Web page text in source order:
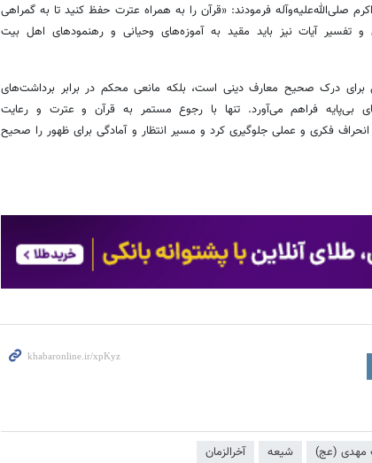
صلی‌الله‌علیه‌وآله فرمودند: «قرآن را به همراه عترت حفظ کنید تا به گمراهی
و تفسیر آیات نیز باید مقید به آموزه‌های وحیانی و رهنمودهای اهل بیت
برای درک صحیح معارف دینی است، بلکه مانعی محکم در برابر برداشت‌های
بی‌پایه فراهم می‌آورد. تنها با رجوع مستمر به قرآن و عترت و رعایت
فکری و عملی جلوگیری کرد و مسیر انتظار و آمادگی برای ظهور را صحیح
مهدی (عج) شیعه آخرالزمان